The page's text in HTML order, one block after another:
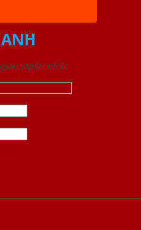
ngắn nhất